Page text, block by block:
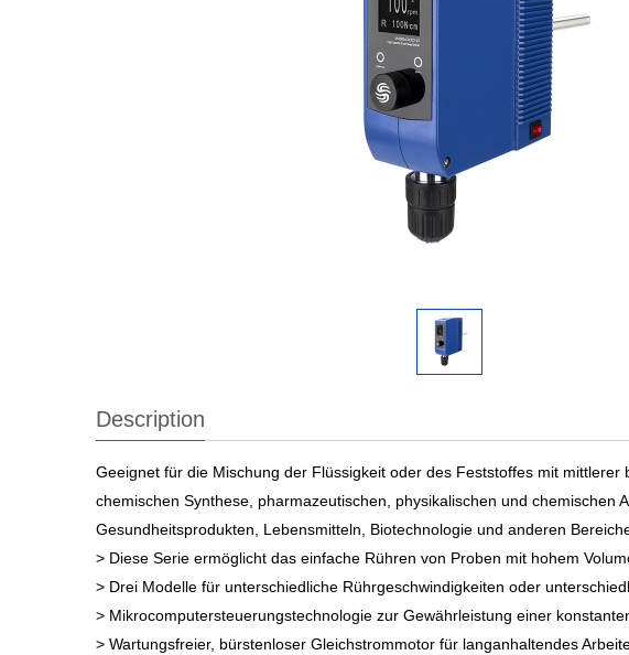
Description
Geeignet für die Mischung der Flüssigkeit oder des Feststoffes mit mittlerer
chemischen Synthese, pharmazeutischen, physikalischen und chemischen
Gesundheitsprodukten, Lebensmitteln, Biotechnologie und anderen
> Diese Serie ermöglicht das einfache Rühren von Proben mit hohem
> Drei Modelle für unterschiedliche Rührgeschwindigkeiten oder
> Mikrocomputersteuerungstechnologie zur Gewährleistung einer
> Wartungsfreier, bürstenloser Gleichstrommotor für langanhaltendes